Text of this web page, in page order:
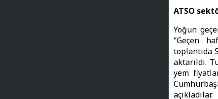
ATSO
Yoğun
“Geçen
toplantıda
aktarıldı.
yem
açıkladılar.